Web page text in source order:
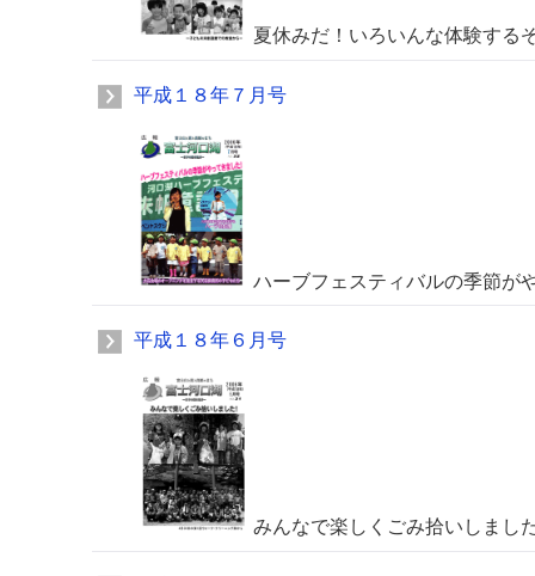
夏休みだ！いろいんな体験する
平成１８年７月号
ハーブフェスティバルの季節が
平成１８年６月号
みんなで楽しくごみ拾いしまし